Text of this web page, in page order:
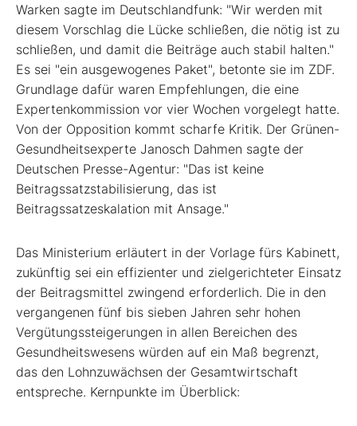
Warken sagte im Deutschlandfunk: "Wir werden mit
diesem Vorschlag die Lücke schließen, die nötig ist zu
schließen, und damit die Beiträge auch stabil halten."
Es sei "ein ausgewogenes Paket", betonte sie im ZDF.
Grundlage dafür waren Empfehlungen, die eine
Expertenkommission vor vier Wochen vorgelegt hatte.
Von der Opposition kommt scharfe Kritik. Der Grünen-
Gesundheitsexperte Janosch Dahmen sagte der
Deutschen Presse-Agentur: "Das ist keine
Beitragssatzstabilisierung, das ist
Beitragssatzeskalation mit Ansage."
Das Ministerium erläutert in der Vorlage fürs Kabinett,
zukünftig sei ein effizienter und zielgerichteter Einsatz
der Beitragsmittel zwingend erforderlich. Die in den
vergangenen fünf bis sieben Jahren sehr hohen
Vergütungssteigerungen in allen Bereichen des
Gesundheitswesens würden auf ein Maß begrenzt,
das den Lohnzuwächsen der Gesamtwirtschaft
entspreche. Kernpunkte im Überblick: